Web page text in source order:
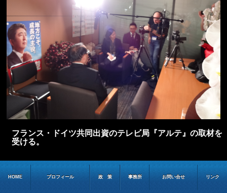
フランス・ドイツ共同出資のテレビ局『アルテ』の取材を
受ける。
HOME プロフィール 政 策 事務所 お問い合せ リンク